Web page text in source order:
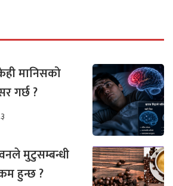
मानिसको
गर्छ ?
मुटुसम्बन्धी
हुन्छ ?